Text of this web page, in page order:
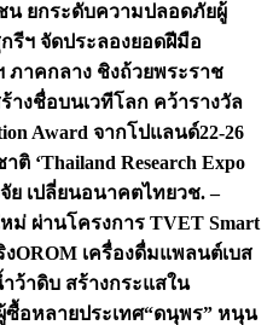
น ยกระดับความปลอดภัยผู้
รีฯ จัดประลองยอดฝีมือ
ภาคกลาง ชิงถ้วยพระราช
งชื่อบนเวทีโลก คว้ารางวัล
Award จากโปแลนด์22-26
‘Thailand Research Expo
จัย เปลี่ยนอนาคตไทยวช. –
ผ่านโครงการ TVET Smart
งOROM เครื่องดื่มแพลนต์เบส
ว้าดิบ สร้างกระแสใน
ซื้อหลายประเทศ“ดนุพร” หนุน